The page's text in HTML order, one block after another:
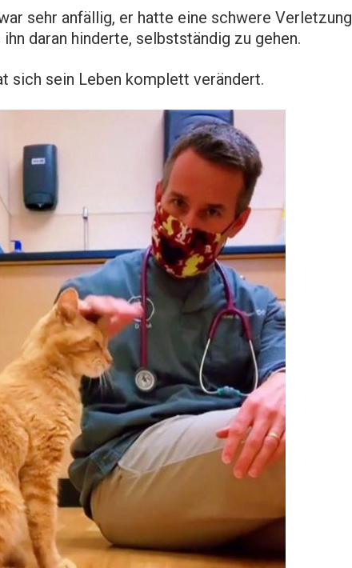
sehr anfällig, er hatte eine schwere Verletzung
daran hinderte, selbstständig zu gehen.
sich sein Leben komplett verändert.